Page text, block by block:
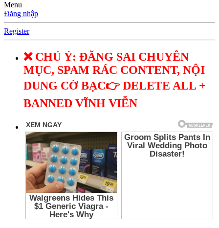
Menu
Đăng nhập
Register
❌ CHÚ Ý: ĐĂNG SAI CHUYÊN
MỤC, SPAM RÁC CONTENT, NỘI
DUNG CỜ BẠC👉 DELETE ALL +
BANNED VĨNH VIỄN